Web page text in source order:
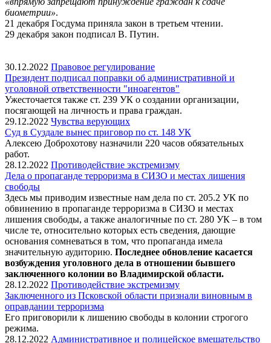
биометрии».
21 декабря Госдума приняла закон в третьем чтении.
29 декабря закон подписал В. Путин.
30.12.2022 Правовое регулирование
Президент подписал поправки об административной и
уголовной ответственности "иноагентов"
Ужесточается также ст. 239 УК о создании организации,
посягающей на личность и права граждан.
29.12.2022 Чувства верующих
Суд в Суздале вынес приговор по ст. 148 УК
Алексею Доброхотову назначили 220 часов обязательных
работ.
28.12.2022 Противодействие экстремизму
Дела о пропаганде терроризма в СИЗО и местах лишения
свободы
Здесь мы приводим известные нам дела по ст. 205.2 УК по
обвинению в пропаганде терроризма в СИЗО и местах
лишения свободы, а также аналогичные по ст. 280 УК – в том
числе те, относительно которых есть сведения, дающие
основания сомневаться в том, что пропаганда имела
значительную аудиторию. Последнее обновление касается
возбуждения уголовного дела в отношении бывшего
заключенного колонии во Владимирской области.
28.12.2022 Противодействие экстремизму
Заключенного из Псковской области признали виновным в
оправдании терроризма
Его приговорили к лишению свободы в колонии строгого
режима.
28.12.2022 Административное и полицейское вмешательство